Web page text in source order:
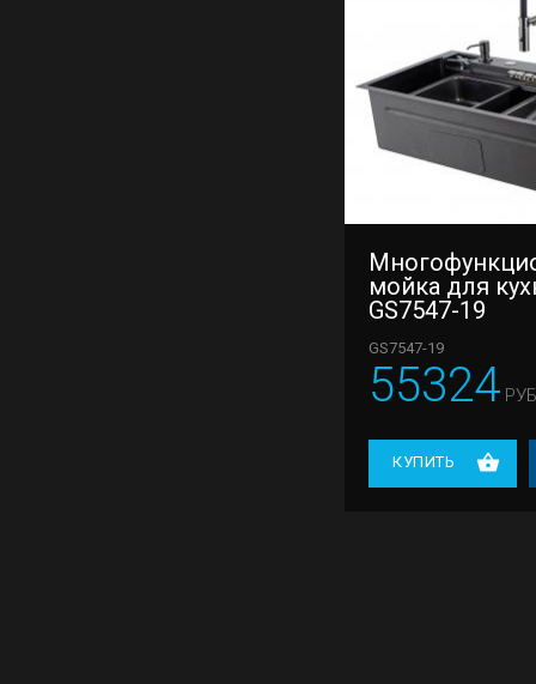
мойка для
GS7547-19
GS7547-19
55324
КУПИТЬ